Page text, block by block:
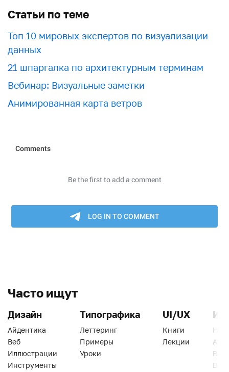
Статьи по теме
Топ 10 мировых экспертов по визуализации
данных
21 шпаргалка по архитектурным терминам
Вебинар: Визуальные заметки
Анимированная карта ветров
Часто ищут
Дизайн
Айдентика
Веб
Иллюстрации
Инструменты
Типографика
Леттеринг
Примеры
Уроки
UI/UX
Книги
Лекции
Веб